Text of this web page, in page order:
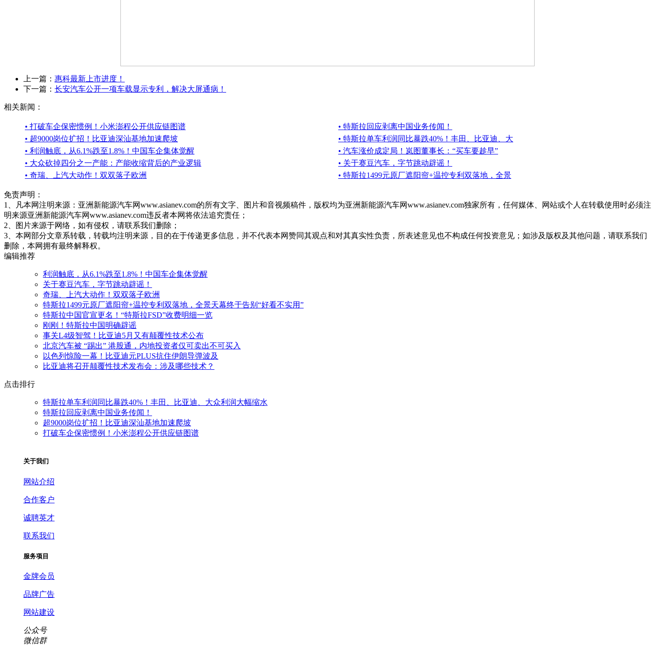
上一篇： 惠科最新上市进度！
下一篇： 长安汽车公开一项车载显示专利，解决大屏通病！
相关新闻：
• 打破车企保密惯例！小米澎程公开供应链图谱
• 特斯拉回应剥离中国业务传闻！
• 超9000岗位扩招！比亚迪深汕基地加速爬坡
• 特斯拉单车利润同比暴跌40%！丰田、比亚迪、大
• 利润触底，从6.1%跌至1.8%！中国车企集体觉醒
• 汽车涨价成定局！岚图董事长：“买车要趁早”
• 大众砍掉四分之一产能：产能收缩背后的产业逻辑
• 关于赛豆汽车，字节跳动辟谣！
• 奇瑞、上汽大动作！双双落子欧洲
• 特斯拉1499元原厂遮阳帘+温控专利双落地，全景
免责声明：
1、凡本网注明来源：亚洲新能源汽车网www.asianev.com的所有文字、图片和音视频稿件，版权均为亚洲新能源汽车网www.asianev.com独家所有，任何媒体、网站或个人在转载使用时必须注
明来源亚洲新能源汽车网www.asianev.com违反者本网将依法追究责任；
2、图片来源于网络，如有侵权，请联系我们删除；
3、本网部分文章系转载，转载均注明来源，目的在于传递更多信息，并不代表本网赞同其观点和对其真实性负责，所表述意见也不构成任何投资意见；如涉及版权及其他问题，请联系我们
删除，本网拥有最终解释权。
编辑推荐
利润触底，从6.1%跌至1.8%！中国车企集体觉醒
关于赛豆汽车，字节跳动辟谣！
奇瑞、上汽大动作！双双落子欧洲
特斯拉1499元原厂遮阳帘+温控专利双落地，全景天幕终于告别“好看不实用”
特斯拉中国官宣更名！“特斯拉FSD”收费明细一览
刚刚！特斯拉中国明确辟谣
事关L4级智驾！比亚迪5月又有颠覆性技术公布
北京汽车被 “踢出” 港股通，内地投资者仅可卖出不可买入
以色列惊险一幕！比亚迪元PLUS抗住伊朗导弹波及
比亚迪将召开颠覆性技术发布会：涉及哪些技术？
点击排行
特斯拉单车利润同比暴跌40%！丰田、比亚迪、大众利润大幅缩水
特斯拉回应剥离中国业务传闻！
超9000岗位扩招！比亚迪深汕基地加速爬坡
打破车企保密惯例！小米澎程公开供应链图谱
关于我们
网站介绍
合作客户
诚聘英才
联系我们
服务项目
金牌会员
品牌广告
网站建设
公众号
微信群